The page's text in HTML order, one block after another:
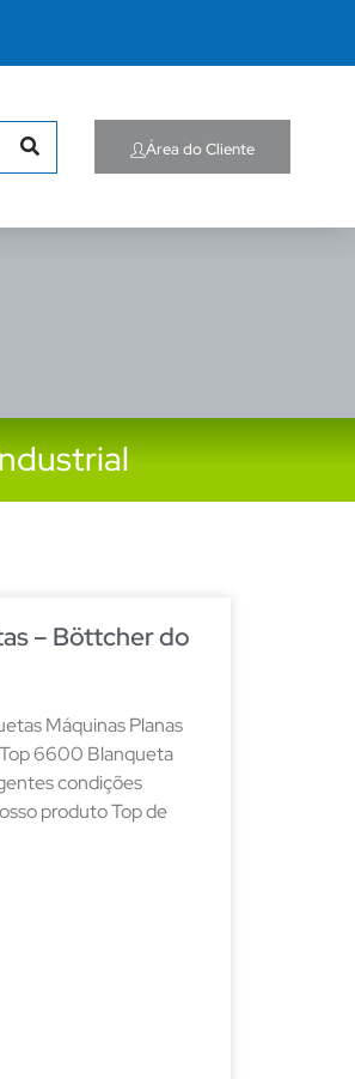
Área do Cliente
– Böttcher do
Máquinas Planas
6600 Blanqueta
condições
produto Top de